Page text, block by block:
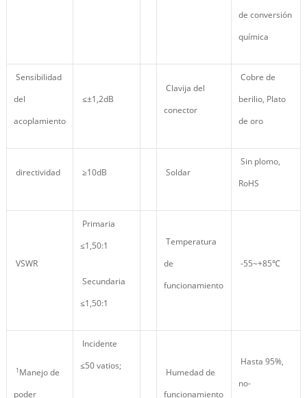
de conversión
química
Sensibilidad
del
acoplamiento
≤±1,2dB
Clavija del
conector
Cobre de
berilio, Plato
de oro
directividad ≥10dB Soldar
Sin plomo,
RoHS
VSWR
Primaria
≤1,50:1
Secundaria
≤1,50:1
Temperatura
de
funcionamiento
-55~+85℃
1 Manejo de
poder
Incidente
≤50 vatios;
Humedad de
funcionamiento
Hasta 95%,
no-